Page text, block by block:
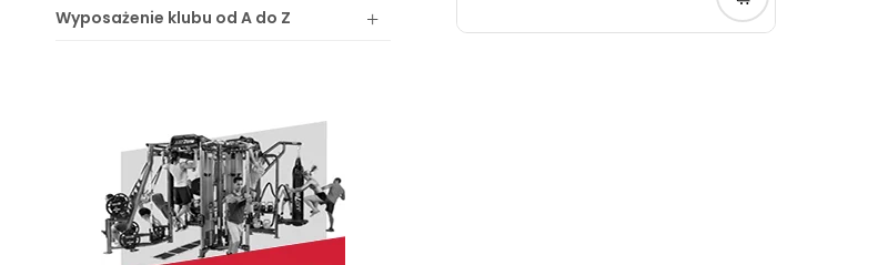
Wyposażenie klubu od A do Z